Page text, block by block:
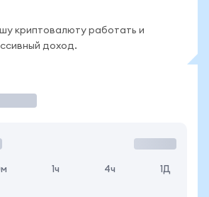
криптовалюту работать и
доход.
1ч 4ч 1Д